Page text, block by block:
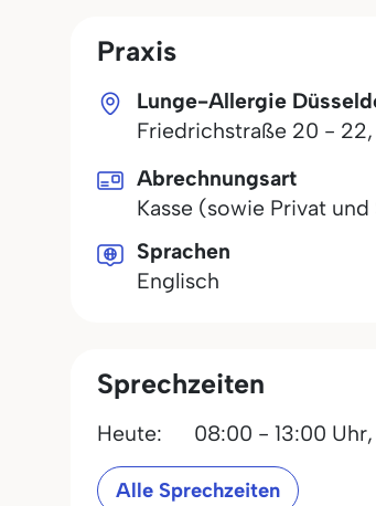
Praxis
Lunge-Allergie
Friedrichstraße 20 - 22,
Abrechnungsart
Kasse (sowie Privat und
Sprachen
Englisch
Sprechzeiten
Heute: 08:00 - 13:00 Uhr,
Alle Sprechzeiten